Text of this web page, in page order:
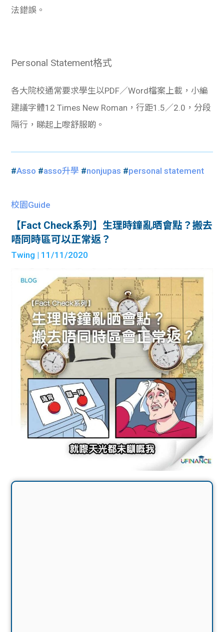
法錯誤。
Personal Statement格式
各大院校通常要求學生以PDF／Word檔案上載，小編
建議字體12 Times New Roman，行距1.5／2.0，分段
隔行，睇起上嚟舒服啲。
#Asso #asso升學 #nonjupas #personal statement
校園Guide
【Fact Check系列】生理時鐘亂晒會點？搬去
唔同時區可以正常返？
Twing | 11/11/2020